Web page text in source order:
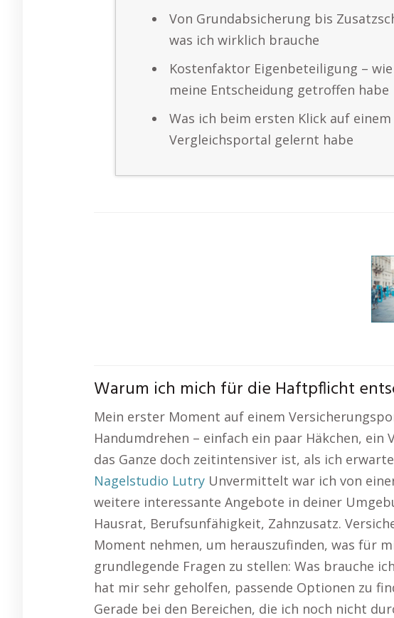
Von Grundabsicherung bis
was ich wirklich brauche
Kostenfaktor Eigenbeteiligung –
meine Entscheidung getroffen habe
Was ich beim ersten Klick auf einem
Vergleichsportal gelernt habe
Warum ich mich für die Haftpflicht
Mein erster Moment auf einem
Handumdrehen – einfach ein paar Häkchen,
das Ganze doch zeitintensiver ist, als ich
Nagelstudio Lutry Unvermittelt war ich von
weitere interessante Angebote in deiner
Hausrat, Berufsunfähigkeit, Zahnzusatz.
Moment nehmen, um herauszufinden, was für
grundlegende Fragen zu stellen: Was brauche
hat mir sehr geholfen, passende Optionen zu
Gerade bei den Bereichen, die ich noch nicht